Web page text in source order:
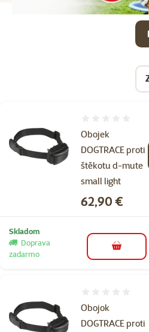
Produkty v kategorii Potreby na
Obojek
DOGTRACE proti
štěkotu d-mute
small light
Cena
62,90 €
Skladom
Doprava
zadarmo
do košíka
Obojok
DOGTRACE proti